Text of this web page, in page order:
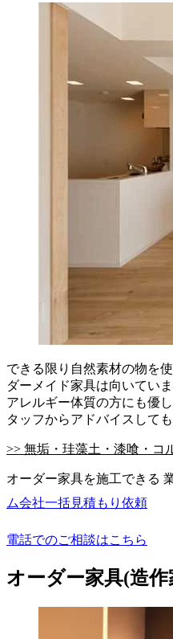
できる限り自然素材の物を
ダーメイド家具は向いていま
アレルギー体質の方にも優
タッフからアドバイスして
>> 無垢・珪藻土・漆喰・コ
オーダー家具を施工できる
ム会社一括見積もり依頼
電話でのご相談はこちら
オーダー家具(造